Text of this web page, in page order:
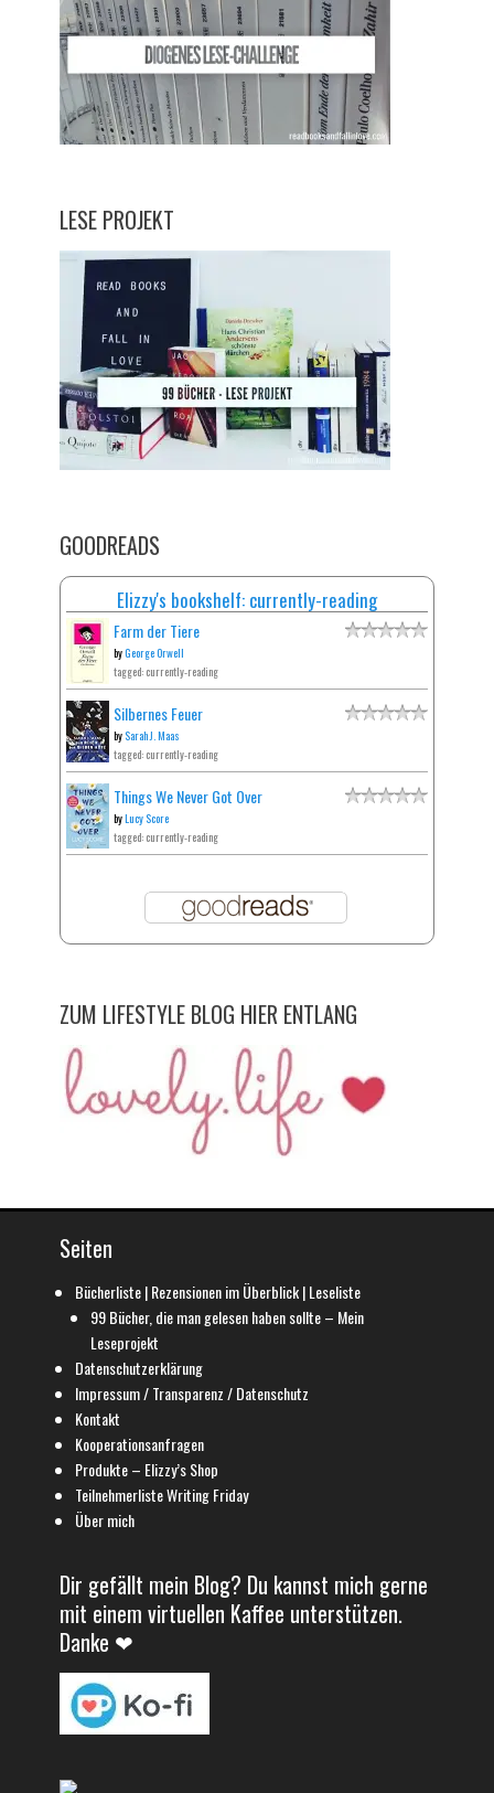
LESE PROJEKT
GOODREADS
Elizzy's bookshelf: currently-reading
Farm der Tiere
byGeorge Orwell
tagged: currently-reading
Silbernes Feuer
by Sarah J. Maas
tagged: currently-reading
Things We Never Got Over
byLucy Score
tagged: currently-reading
ZUM LIFESTYLE BLOG HIER ENTLANG
Seiten
Bücherliste | Rezensionen im Überblick | Leseliste
99 Bücher, die man gelesen haben sollte – Mein
Leseprojekt
Datenschutzerklärung
Impressum / Transparenz / Datenschutz
Kontakt
Kooperationsanfragen
Produkte – Elizzy’s Shop
Teilnehmerliste Writing Friday
Über mich
Dir gefällt mein Blog? Du kannst mich gerne
mit einem virtuellen Kaffee unterstützen.
Danke ❤